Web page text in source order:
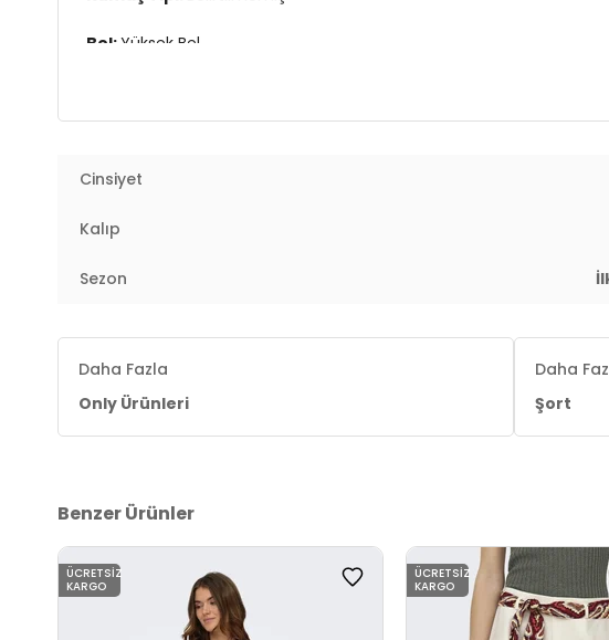
Bel:Yüksek Bel
Yaş Grubu:
Menşei:
Cinsiyet
Kalıp
Sezon
Daha Fazla
Only Ürünleri
Daha
Şort
Benzer Ürünler
ÜCRETSIZ
KARGO
ÜCRETSIZ
KARGO